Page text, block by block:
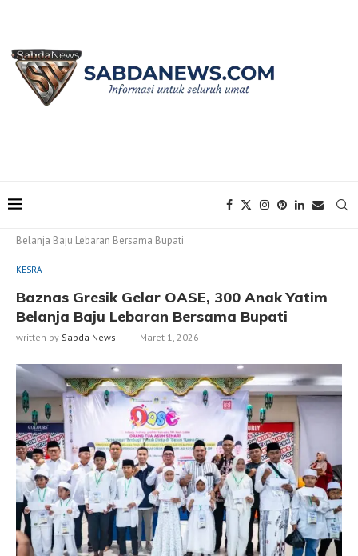
Belanja Baju Lebaran Bersama Bupati
KESRA
Baznas Gresik Gelar OASE, 300 Anak Yatim
Belanja Baju Lebaran Bersama Bupati
written by Sabda News Maret 1, 2026